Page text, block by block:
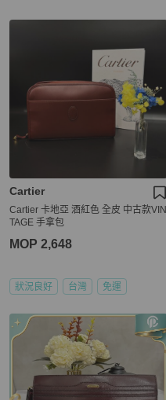
Cartier
Cartier 卡地亞 酒紅色 全皮 中古款VIN
TAGE 手拿包
MOP 2,648
狀況良好 台灣 免運